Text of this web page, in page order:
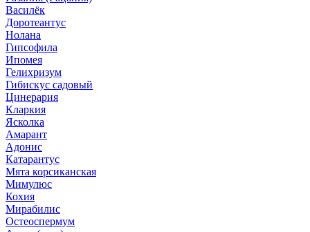
Василёк
Доротеантус
Нолана
Гипсофила
Ипомея
Гелихризум
Гибискус садовый
Цинерария
Кларкия
Ясколка
Амарант
Адонис
Катарантус
Мята корсиканская
Мимулюс
Кохия
Мирабилис
Остеоспермум